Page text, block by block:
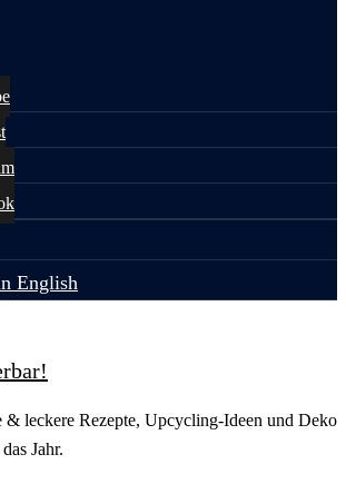
English
& leckere Rezepte, Upcycling-Ideen und Deko
Jahr.